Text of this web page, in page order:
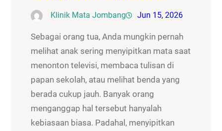
Klinik Mata Jombang Jun 15, 2026
Sebagai orang tua, Anda mungkin pernah
melihat anak sering menyipitkan mata saat
menonton televisi, membaca tulisan di
papan sekolah, atau melihat benda yang
berada cukup jauh. Banyak orang
menganggap hal tersebut hanyalah
kebiasaan biasa. Padahal, menyipitkan